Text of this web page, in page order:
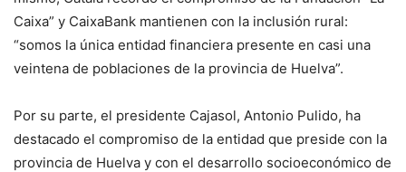
Caixa” y CaixaBank mantienen con la inclusión rural:
“somos la única entidad financiera presente en casi una
veintena de poblaciones de la provincia de Huelva”.
Por su parte, el presidente Cajasol, Antonio Pulido, ha
destacado el compromiso de la entidad que preside con la
provincia de Huelva y con el desarrollo socioeconómico de